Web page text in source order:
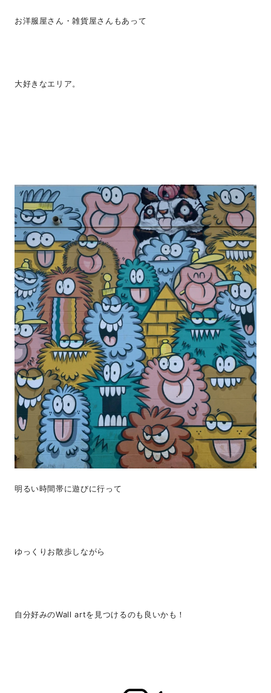
お洋服屋さん・雑貨屋さんもあって
大好きなエリア。
明るい時間帯に遊びに行って
ゆっくりお散歩しながら
自分好みのWall artを見つけるのも良いかも！